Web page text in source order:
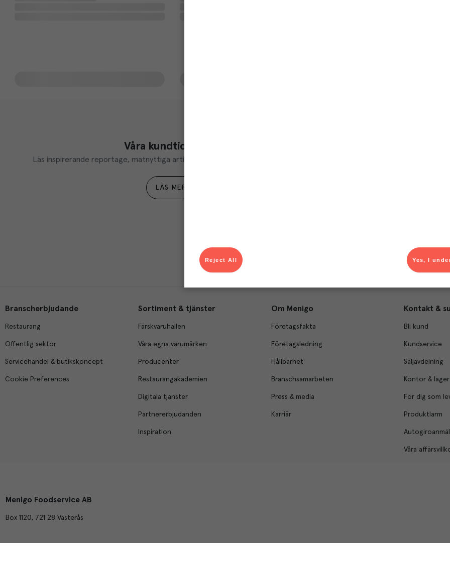
Våra kundtidningar
Läs inspirerande reportage, matnyttiga artiklar och ta del av aktuella kampanjer.
LÄS MER
Du som är Menigo-
Branscherbjudande
Restaurang
Offentlig sektor
Servicehandel & butikskoncept
Cookie Preferences
Sortiment & tjänster
Färskvaruhallen
Våra egna varumärken
Producenter
Restaurangakademien
Digitala tjänster
Partnererbjudanden
Inspiration
Om Menigo
Företagsfakta
Företagsledning
Hållbarhet
Branschsamarbeten
Press & media
Karriär
Kontakt &
Bli kund
Kundservice
Säljavdelning
Kontor & lager
För dig som
Produktlarm
Våra
Menigo Foodservice AB
Box 1120, 721 28 Västerås
Yes, I
Reject All